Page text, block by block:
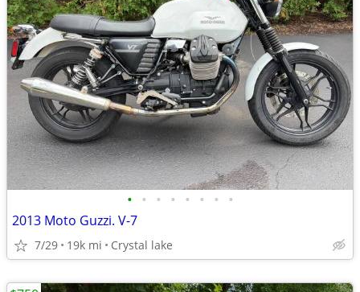
• • • • • • • •
2013 Moto Guzzi. V-7
7/29 19k mi Crystal lake